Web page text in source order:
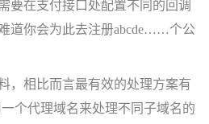
要在支付接口处配置不同的回调
道你会为此去注册abcde……个公
，相比而言最有效的处理方案有
个代理域名来处理不同子域名的